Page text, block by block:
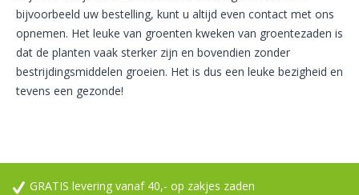
bijvoorbeeld uw bestelling, kunt u altijd even contact met ons
opnemen. Het leuke van groenten kweken van groentezaden is
dat de planten vaak sterker zijn en bovendien zonder
bestrijdingsmiddelen groeien. Het is dus een leuke bezigheid en
tevens een gezonde!
GRATIS levering vanaf 40,- op zakjes zaden